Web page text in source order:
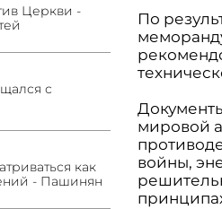
Церкви -
с
как
- Пашинян
По
мировой
войны,